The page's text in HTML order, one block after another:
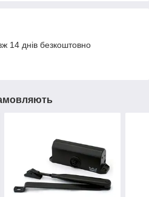
14 днів безкоштовно